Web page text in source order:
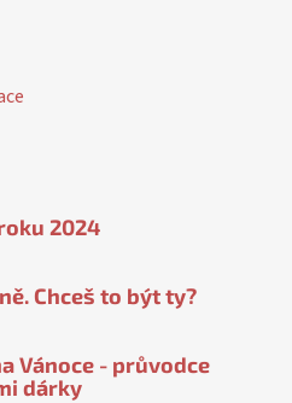
2024
Chceš to být ty?
Vánoce - průvodce
dárky